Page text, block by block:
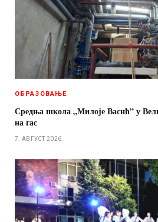
ОБРАЗОВАЊЕ
Средња школа „Милоје Васић” у
на гас
7. АВГУСТ 2026.